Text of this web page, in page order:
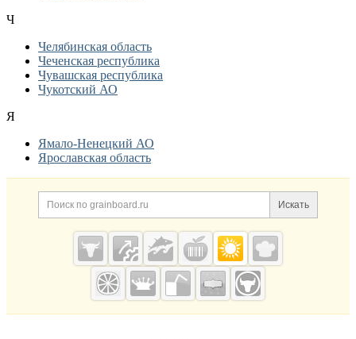
Ч
Челябинская область
Чеченская республика
Чувашская республика
Чукотский АО
Я
Ямало-Ненецкий АО
Ярославская область
Дополнительная информация
Поиск по сайту и
Искать
Cсылки на полезные проекты
Grainboard.ru
— зерно и
мука